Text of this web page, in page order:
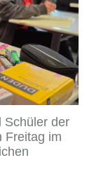
Schüler der
Freitag im